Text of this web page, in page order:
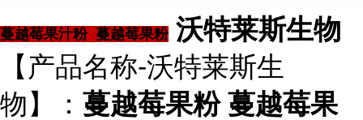
蔓越莓果汁粉 蔓越莓果粉沃特莱斯生物
【产品名称-沃特莱斯生
物】： 蔓越莓果粉 蔓越莓果